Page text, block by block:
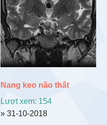
Nang keo não thất
Lượt xem: 154
» 31-10-2018